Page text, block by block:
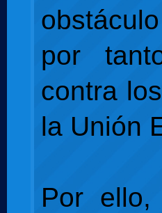
por
contra
la Unión
Por ello,